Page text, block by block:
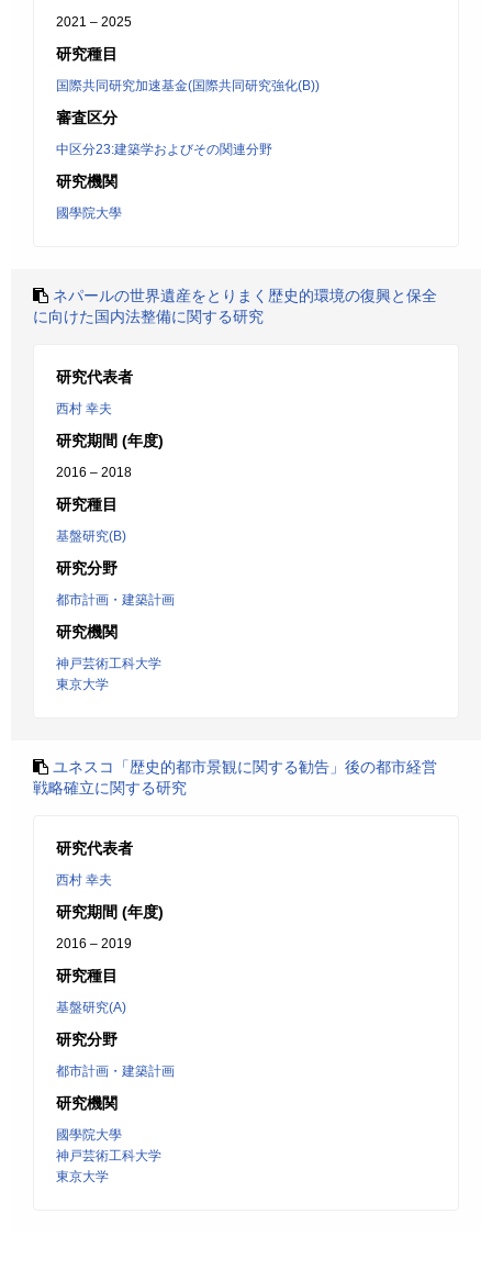
2021 – 2025
研究種目
国際共同研究加速基金(国際共同研究強化(B))
審査区分
中区分23:建築学およびその関連分野
研究機関
國學院大學
ネパールの世界遺産をとりまく歴史的環境の復興と保全
に向けた国内法整備に関する研究
研究代表者
西村 幸夫
研究期間 (年度)
2016 – 2018
研究種目
基盤研究(B)
研究分野
都市計画・建築計画
研究機関
神戸芸術工科大学
東京大学
ユネスコ「歴史的都市景観に関する勧告」後の都市経営
戦略確立に関する研究
研究代表者
西村 幸夫
研究期間 (年度)
2016 – 2019
研究種目
基盤研究(A)
研究分野
都市計画・建築計画
研究機関
國學院大學
神戸芸術工科大学
東京大学